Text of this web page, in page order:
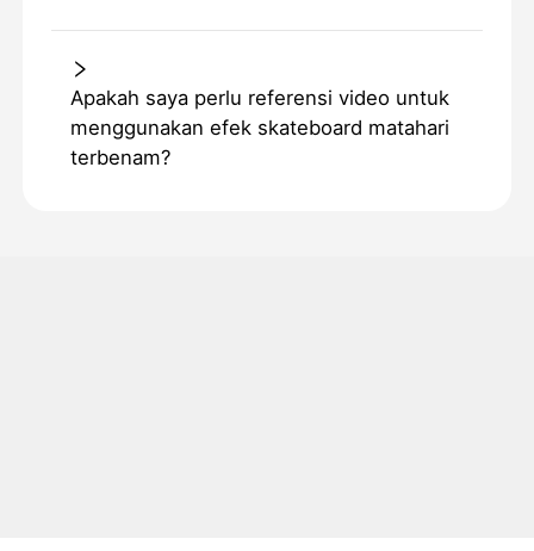
Apakah saya perlu referensi video untuk
menggunakan efek skateboard matahari
terbenam?